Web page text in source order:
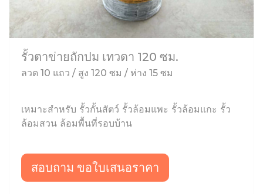
รั้วตาข่ายถักปม เทวดา 120 ซม.
ลวด 10 แถว / สูง 120 ซม / ห่าง 15 ซม
เหมาะสำหรับ รั้วกั้นสัตว์ รั้วล้อมแพะ รั้วล้อมแกะ รั้ว
ล้อมสวน ล้อมพื้นที่รอบบ้าน
สอบถาม ขอใบเสนอราคา